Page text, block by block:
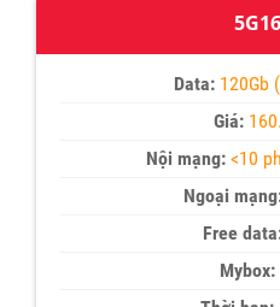
Data: 120Gb
Giá:
Nội mạng: <10
Ngoại
Free
Mybox: